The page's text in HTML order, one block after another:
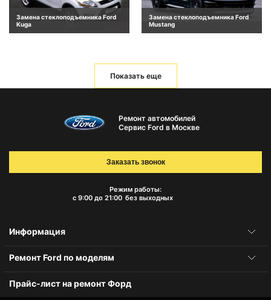
Замена стеклоподъемника Ford
Kuga
Замена стеклоподъемника Ford
Mustang
Показать еще
Ремонт автомобилей
Сервис Ford в Москве
Режим работы:
с 9:00 до 21:00 без выходных
Заказать звонок
Информация
Ремонт Ford по моделям
Прайс-лист на ремонт Форд